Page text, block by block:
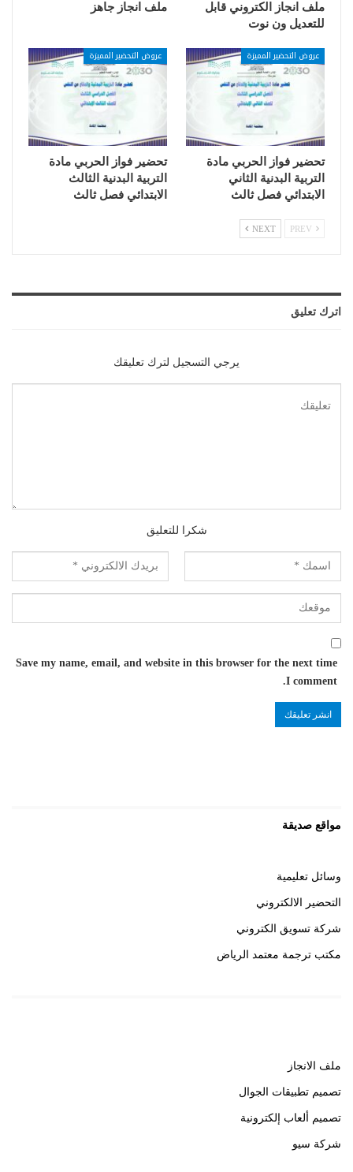
ملف انجاز الكتروني قابل
للتعديل ون نوت
ملف انجاز جاهز
عروض التحضير المميزة
تحضير فواز الحربي مادة
التربية البدنية الثاني
الابتدائي فصل ثالث
عروض التحضير المميزة
تحضير فواز الحربي مادة
التربية البدنية الثالث
الابتدائي فصل ثالث
NEXT
اترك تعليق
يرجي التسجيل لترك تعليقك
شكرا للتعليق
Save my name, email, and website in this browser for the next time
I comment.
مواقع صديقة
وسائل تعليمية
التحضير الالكتروني
شركة تسويق الكتروني
مكتب ترجمة معتمد الرياض
ملف الانجاز
تصميم تطبيقات الجوال
تصميم ألعاب إلكترونية
شركة سيو